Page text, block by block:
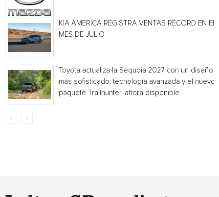
KIA AMERICA REGISTRA VENTAS RÉCORD EN EL
MES DE JULIO
Toyota actualiza la Sequoia 2027 con un diseño
más sofisticado, tecnología avanzada y el nuevo
paquete Trailhunter, ahora disponible